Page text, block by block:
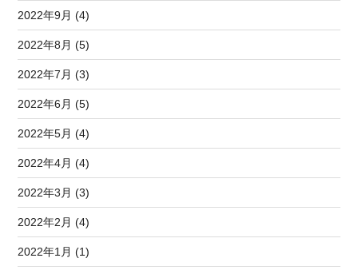
2022年9月 (4)
2022年8月 (5)
2022年7月 (3)
2022年6月 (5)
2022年5月 (4)
2022年4月 (4)
2022年3月 (3)
2022年2月 (4)
2022年1月 (1)